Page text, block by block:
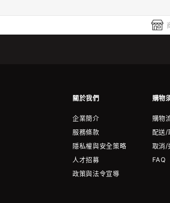
關於我們 購物
企業簡介
服務條款
隱私權與安全策略
人才招募
政策與法令宣導
購物
配送/
取消/
FAQ